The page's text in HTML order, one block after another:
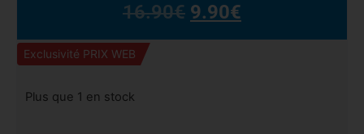
16.90€ 9.90€
Exclusivité PRIX WEB
Plus que 1 en stock